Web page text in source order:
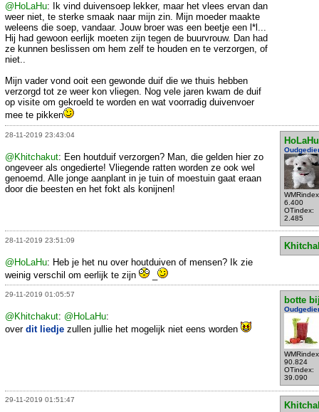
@HoLaHu: Ik vind duivensoep lekker, maar het vlees ervan dan
weer niet, te sterke smaak naar mijn zin. Mijn moeder maakte
weleens die soep, vandaar. Jouw broer was een beetje een l*l...
Hij had gewoon eerlijk moeten zijn tegen de buurvrouw. Dan had
ze kunnen beslissen om hem zelf te houden en te verzorgen, of
niet..
Mijn vader vond ooit een gewonde duif die we thuis hebben
verzorgd tot ze weer kon vliegen. Nog vele jaren kwam de duif
op visite om gekroeld te worden en wat voorradig duivenvoer
mee te pikken
28-11-2019 23:43:04
HoLaHu
6.400
OTindex:
2.485
@Khitchakut: Een houtduif verzorgen? Man, die gelden hier zo
ongeveer als ongedierte! Vliegende ratten worden ze ook wel
genoemd. Alle jonge aanplant in je tuin of moestuin gaat eraan
door die beesten en het fokt als konijnen!
28-11-2019 23:51:09
@HoLaHu: Heb je het nu over houtduiven of mensen? Ik zie
weinig verschil om eerlijk te zijn
29-11-2019 01:05:57
botte
90.824
OTindex:
39.090
@Khitchakut: @HoLaHu:
over dit liedje zullen jullie het mogelijk niet eens worden
29-11-2019 01:51:47